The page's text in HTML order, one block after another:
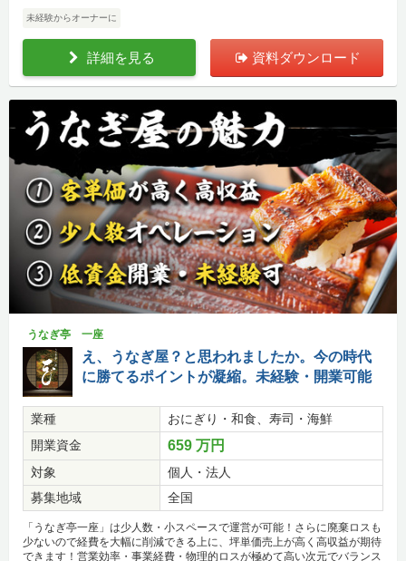
未経験からオーナーに
詳細を見る 資料ダウンロード
うなぎ亭 一座
え、うなぎ屋？と思われましたか。今の時代
に勝てるポイントが凝縮。未経験・開業可能
業種
おにぎり・和食、寿司・海鮮
開業資金
659 万円
対象
個人・法人
募集地域
全国
「うなぎ亭一座」は少人数・小スペースで運営が可能！さらに廃棄ロスも
少ないので経費を大幅に削減できる上に、坪単価売上が高く高収益が期待
できます！営業効率・事業経費・物理的ロスが極めて高い次元でバランス